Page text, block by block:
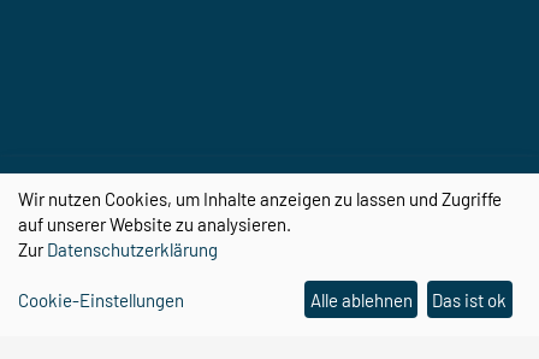
CBBS auf YouTube
Wir nutzen Cookies, um Inhalte anzeigen zu lassen und Zugriffe
auf unserer Website zu analysieren.
ZurDatenschutzerklärung
Cookie-Einstellungen Alle ablehnen Das ist ok